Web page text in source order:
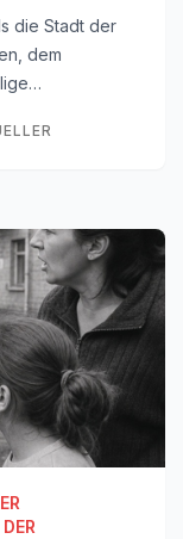
die Stadt der
dem